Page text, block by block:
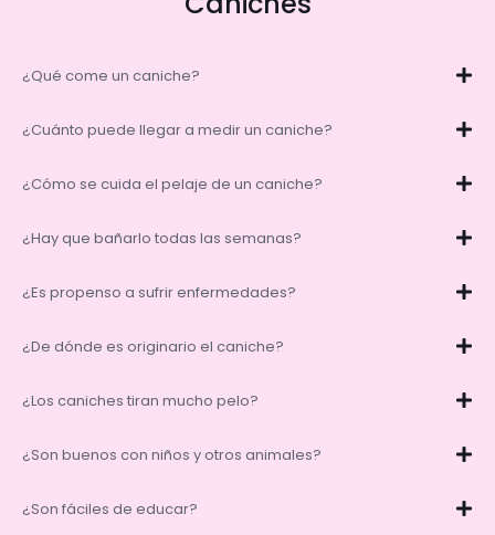
¿Qué come un caniche?
¿Cuánto puede llegar a medir un caniche?
¿Cómo se cuida el pelaje de un caniche?
¿Hay que bañarlo todas las semanas?
¿Es propenso a sufrir enfermedades?
¿De dónde es originario el caniche?
¿Los caniches tiran mucho pelo?
¿Son buenos con niños y otros animales?
¿Son fáciles de educar?